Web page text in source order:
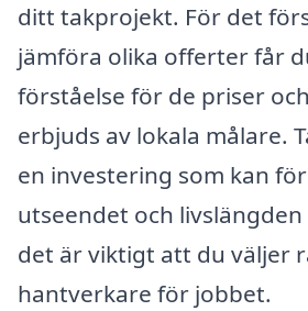
ditt takprojekt. För det
jämföra olika offerter får
förståelse för de priser
erbjuds av lokala målare.
en investering som kan
utseendet och
det är viktigt att du väljer
hantverkare för jobbet.